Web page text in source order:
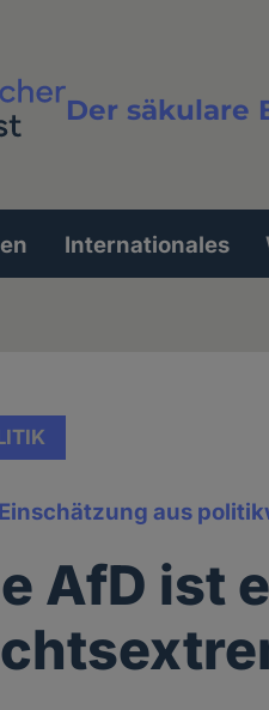
Der säkulare
Volltextsuche
Internationales
aus
AfD ist